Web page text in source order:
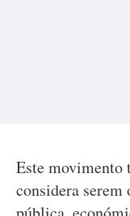
Este movimento
considera serem